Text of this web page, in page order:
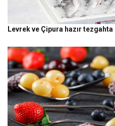
Levrek ve Çipura hazır tezgahta